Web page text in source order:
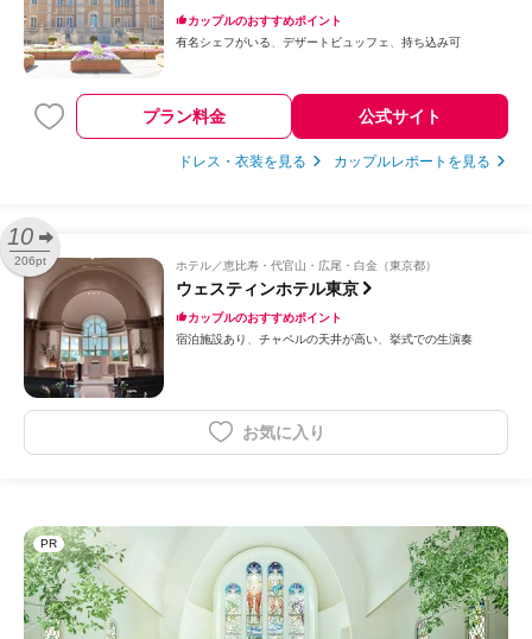
カップルのおすすめポイント
有名シェフがいる
デザートビュッフェ 持ち込み可
プラン料金 公式サイト
ドレス・衣装を見る カップルレポートを見る
10
206pt ホテル 恵比寿・代官山・広尾・白金（東京都）
ウェスティンホテル東京
カップルのおすすめポイント
宿泊施設あり
チャペルの天井が高い 挙式での生演奏
お気に入り
PR